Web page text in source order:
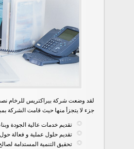
لقد وضعت شركة بيراكتريس للرخام نصب
جزء لا يتجزأ منها حيث قامت الشركة
تقديم خدمات عالية الجودة
تقديم حلول عملية و فعالة حول
تحقيق التنمية المستدامة